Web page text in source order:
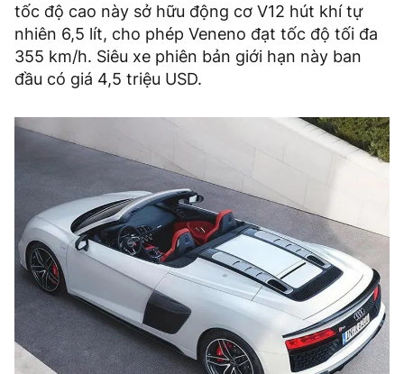
tốc độ cao này sở hữu động cơ V12 hút khí tự
nhiên 6,5 lít, cho phép Veneno đạt tốc độ tối đa
355 km/h. Siêu xe phiên bản giới hạn này ban
đầu có giá 4,5 triệu USD.